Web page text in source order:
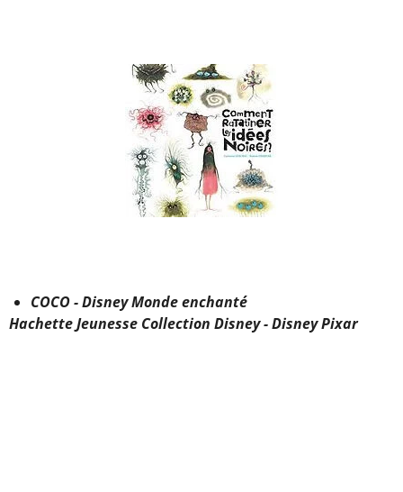
COCO - Disney Monde enchanté
Hachette Jeunesse Collection Disney - Disney Pixar